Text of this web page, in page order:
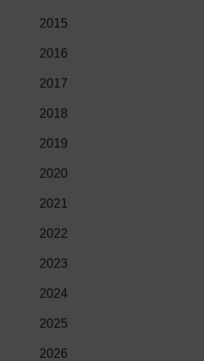
2015
2016
2017
2018
2019
2020
2021
2022
2023
2024
2025
2026